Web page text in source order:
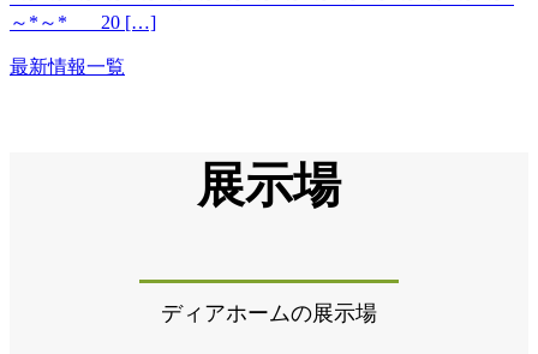
～*～* 20 […]
最新情報一覧
展示場
ディアホームの展示場